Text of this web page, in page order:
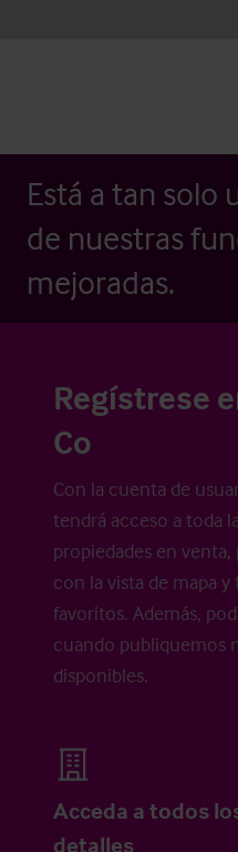
Está a tan solo
de nuestras
mejoradas.
Regístrese
Co
Con la cuenta de
tendrá acceso a toda
propiedades en
con la vista de mapa
favoritos. Además,
cuando publiquemos
disponibles.
Acceda a todos
detalles